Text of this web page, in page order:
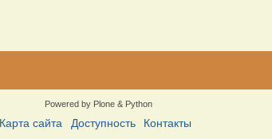
Powered by Plone & Python
Карта сайта Доступность Контакты